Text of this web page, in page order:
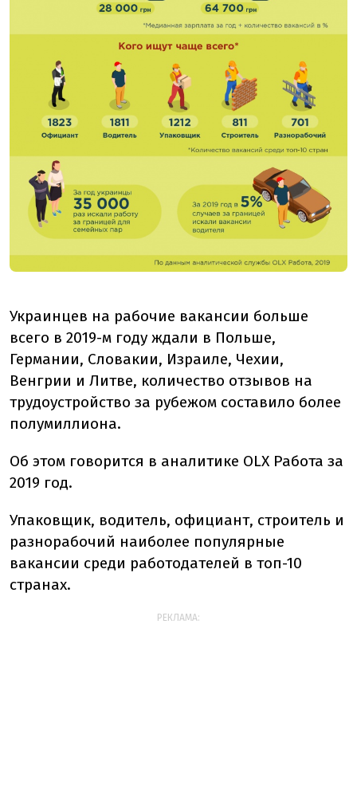
Украинцев на рабочие вакансии больше
всего в 2019-м году ждали в Польше,
Германии, Словакии, Израиле, Чехии,
Венгрии и Литве, количество отзывов на
трудоустройство за рубежом составило более
полумиллиона.
Об этом говорится в аналитике OLX Работа за
2019 год.
Упаковщик, водитель, официант, строитель и
разнорабочий наиболее популярные
вакансии среди работодателей в топ-10
странах.
РЕКЛАМА: